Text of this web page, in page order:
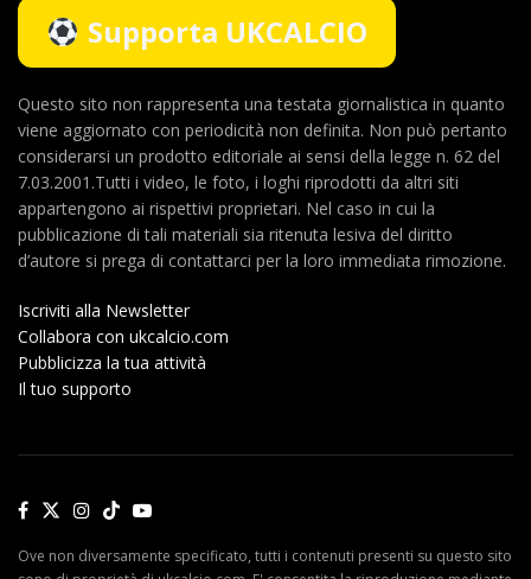
Supporta UKCALCIO
Questo sito non rappresenta una testata giornalistica in quanto
viene aggiornato con periodicità non definita. Non può pertanto
considerarsi un prodotto editoriale ai sensi della legge n. 62 del
7.03.2001.Tutti i video, le foto, i loghi riprodotti da altri siti
appartengono ai rispettivi proprietari. Nel caso in cui la
pubblicazione di tali materiali sia ritenuta lesiva del diritto
d’autore si prega di contattarci per la loro immediata rimozione.
Iscriviti alla Newsletter
Collabora con ukcalcio.com
Pubblicizza la tua attività
Il tuo supporto
Ove non diversamente specificato, tutti i contenuti presenti su questo sito